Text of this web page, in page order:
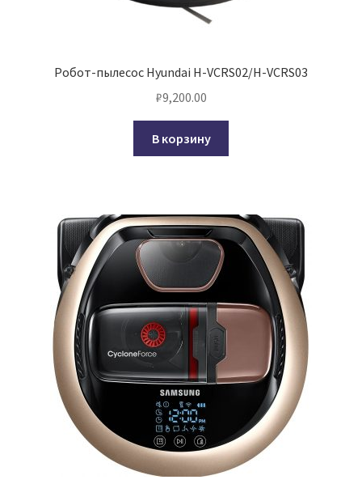
Робот-пылесос Hyundai H-VCRS02/H-VCRS03
₽9,200.00
В корзину